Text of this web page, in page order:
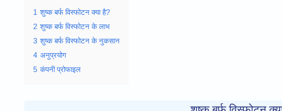
1 शुष्क बर्फ विस्फोटन क्या है?
2 शुष्क बर्फ विस्फोटन के लाभ
3 शुष्क बर्फ विस्फोटन के नुकसान
4 अनुप्रयोग
5 कंपनी प्रोफाइल